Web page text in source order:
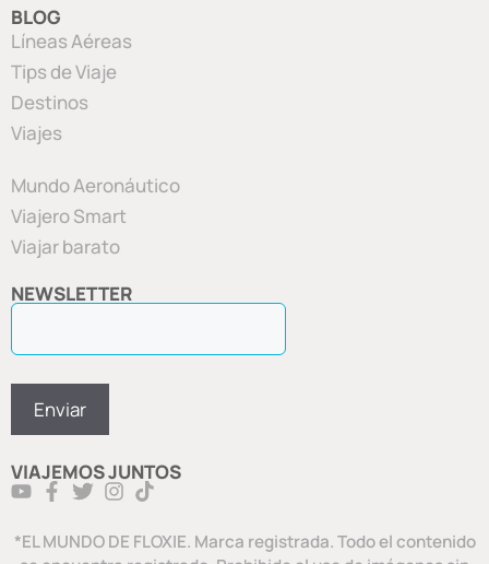
BLOG
Líneas Aéreas
Tips de Viaje
Destinos
Viajes
Mundo Aeronáutico
Viajero Smart
Viajar barato
NEWSLETTER
VIAJEMOS JUNTOS
*EL MUNDO DE FLOXIE. Marca registrada. Todo el contenido